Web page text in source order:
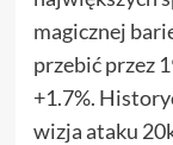
magicznej
przebić przez
+1.7%.
wizja ataku